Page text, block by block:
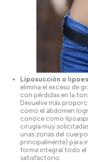
Liposucción o
elimina el exceso de
con pérdidas en la
Devuelve más
como el abdomen
conoce como
cirugía muy
unas zonas del
principalmente) para
forma integral todo
satisfactorio.